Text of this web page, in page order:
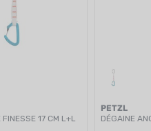
FINESSE 17 CM L+L
PETZL
DÉGAINE